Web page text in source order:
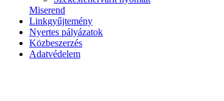
Miserend
Linkgyűjtemény
Nyertes pályázatok
Közbeszerzés
Adatvédelem